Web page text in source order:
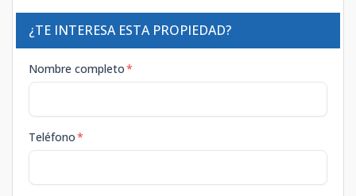
¿TE INTERESA ESTA PROPIEDAD?
Nombre completo*
Teléfono*